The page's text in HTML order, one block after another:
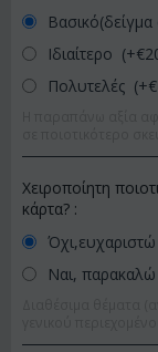
Ιδιαίτερο (+€
Πολυτελές (+€
Χειροποίητη
κάρτα? :
Όχι,ευχαριστώ
Ναι,